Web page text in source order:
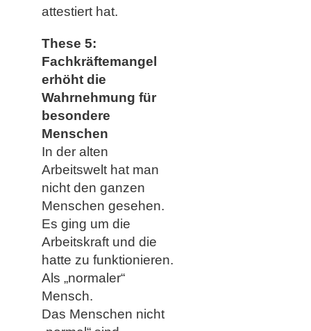
attestiert hat.
These 5:
Fachkräftemangel
erhöht die
Wahrnehmung für
besondere
Menschen
In der alten
Arbeitswelt hat man
nicht den ganzen
Menschen gesehen.
Es ging um die
Arbeitskraft und die
hatte zu funktionieren.
Als „normaler“
Mensch.
Das Menschen nicht